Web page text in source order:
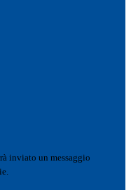
inviato un messaggio